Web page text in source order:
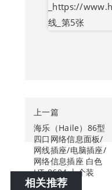
上一篇
海乐（Haile）86型
四口网络信息面板/
网线插座/电脑插座/
网络信息插座 白色
HT-8604 十个装
相关推荐